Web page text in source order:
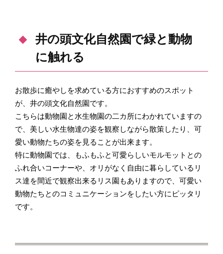
井の頭文化自然園で緑と動物
に触れる
お散歩に癒やしを求めている方におすすめのスポット
が、井の頭文化自然園です。
こちらは動物園と水生物園の二カ所にわかれていますの
で、美しい水生物達の姿を観察しながら散策したり、可
愛い動物たちの姿を見ることが出来ます。
特に動物園では、もふもふと可愛らしいモルモットとの
ふれ合いコーナーや、オリがなく自由に暮らしているリ
ス達を間近で観察出来るリス園もありますので、可愛い
動物たちとのコミュニケーションをしたい方にピッタリ
です。